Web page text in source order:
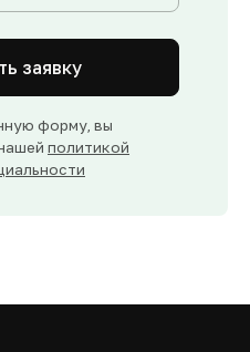
заявку
форму, вы
политикой